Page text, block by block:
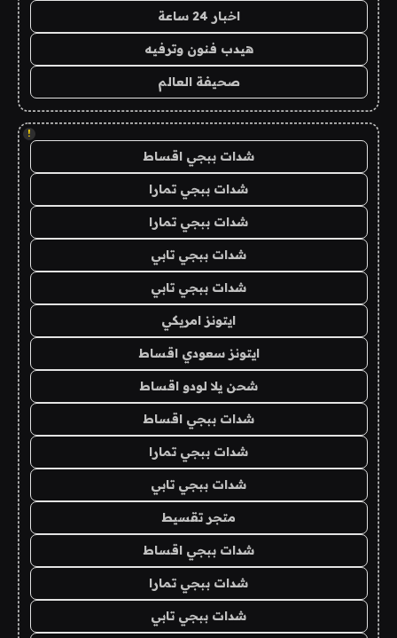
اخبار 24 ساعة
هيدب فنون وترفيه
صحيفة العالم
!
شدات ببجي اقساط
شدات ببجي تمارا
شدات ببجي تمارا
شدات ببجي تابي
شدات ببجي تابي
ايتونز امريكي
ايتونز سعودي اقساط
شحن يلا لودو اقساط
شدات ببجي اقساط
شدات ببجي تمارا
شدات ببجي تابي
متجر تقسيط
شدات ببجي اقساط
شدات ببجي تمارا
شدات ببجي تابي